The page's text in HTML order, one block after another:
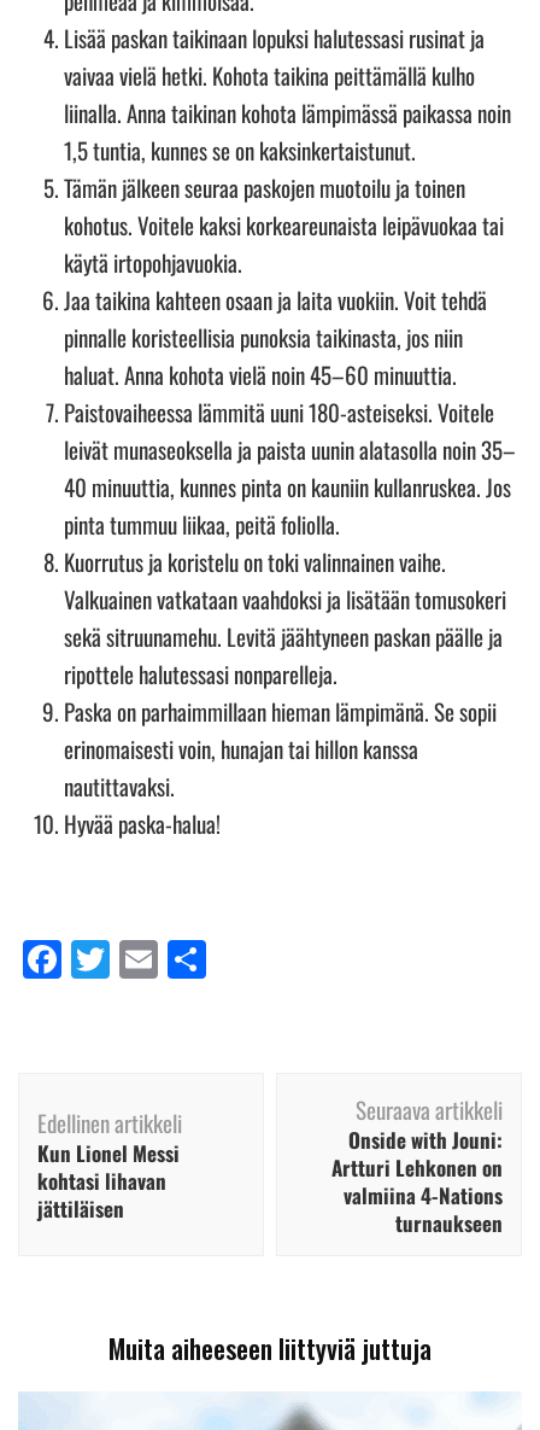
Lisää paskan taikinaan lopuksi halutessasi rusinat ja
vaivaa vielä hetki. Kohota taikina peittämällä kulho
liinalla. Anna taikinan kohota lämpimässä paikassa noin
1,5 tuntia, kunnes se on kaksinkertaistunut.
Tämän jälkeen seuraa paskojen muotoilu ja toinen
kohotus. Voitele kaksi korkeareunaista leipävuokaa tai
käytä irtopohjavuokia.
Jaa taikina kahteen osaan ja laita vuokiin. Voit tehdä
pinnalle koristeellisia punoksia taikinasta, jos niin
haluat. Anna kohota vielä noin 45–60 minuuttia.
Paistovaiheessa lämmitä uuni 180-asteiseksi. Voitele
leivät munaseoksella ja paista uunin alatasolla noin 35–
40 minuuttia, kunnes pinta on kauniin kullanruskea. Jos
pinta tummuu liikaa, peitä foliolla.
Kuorrutus ja koristelu on toki valinnainen vaihe.
Valkuainen vatkataan vaahdoksi ja lisätään tomusokeri
sekä sitruunamehu. Levitä jäähtyneen paskan päälle ja
ripottele halutessasi nonparelleja.
Paska on parhaimmillaan hieman lämpimänä. Se sopii
erinomaisesti voin, hunajan tai hillon kanssa
nautittavaksi.
Hyvää paska-halua!
Facebook
Twitter
Email
selaus
Edellinen artikkeli
Kun Lionel Messi
kohtasi lihavan
jättiläisen
Seuraava artikkeli
Onside with Jouni:
Artturi Lehkonen on
valmiina 4-Nations
turnaukseen
Muita aiheeseen liittyviä juttuja